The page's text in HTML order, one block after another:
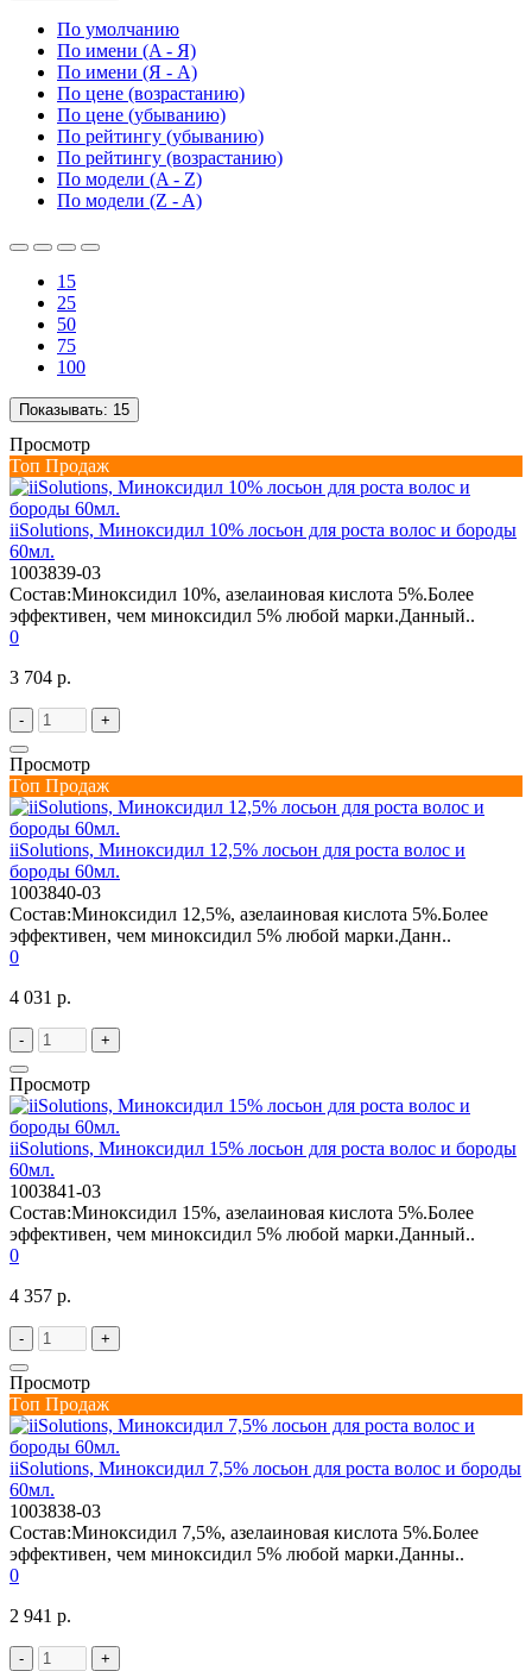
По умолчанию
По имени (A - Я)
По имени (Я - A)
По цене (возрастанию)
По цене (убыванию)
По рейтингу (убыванию)
По рейтингу (возрастанию)
По модели (A - Z)
По модели (Z - A)
15
25
50
75
100
Показывать: 15
Просмотр
Топ Продаж
iiSolutions, Миноксидил 10% лосьон для роста волос и бороды
60мл.
1003839-03
Состав:Миноксидил 10%, азелаиновая кислота 5%.Более
эффективен, чем миноксидил 5% любой марки.Данный..
0
3 704 р.
- +
Просмотр
Топ Продаж
iiSolutions, Миноксидил 12,5% лосьон для роста волос и
бороды 60мл.
1003840-03
Состав:Миноксидил 12,5%, азелаиновая кислота 5%.Более
эффективен, чем миноксидил 5% любой марки.Данн..
0
4 031 р.
- +
Просмотр
iiSolutions, Миноксидил 15% лосьон для роста волос и бороды
60мл.
1003841-03
Состав:Миноксидил 15%, азелаиновая кислота 5%.Более
эффективен, чем миноксидил 5% любой марки.Данный..
0
4 357 р.
- +
Просмотр
Топ Продаж
iiSolutions, Миноксидил 7,5% лосьон для роста волос и бороды
60мл.
1003838-03
Состав:Миноксидил 7,5%, азелаиновая кислота 5%.Более
эффективен, чем миноксидил 5% любой марки.Данны..
0
2 941 р.
- +